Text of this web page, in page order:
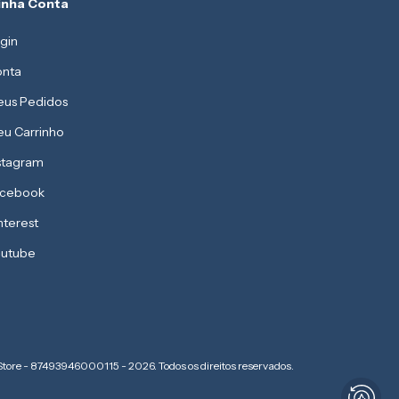
Conta
Pedidos
Carrinho
- 87493946000115 - 2026. Todos os direitos reservados.